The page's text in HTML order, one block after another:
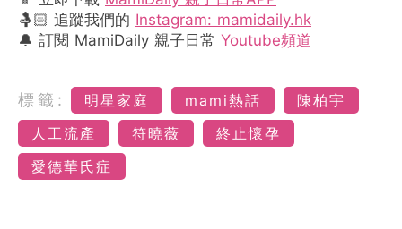
🤱🏻 追蹤我們的 Instagram: mamidaily.hk
🔔 訂閱 MamiDaily 親子日常 Youtube頻道
標籤: 明星家庭 mami熱話
陳柏宇
人工流產
符曉薇
終止懷孕
愛德華氏症